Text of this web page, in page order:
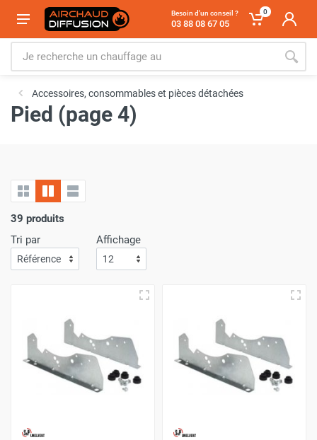
Besoin d'un conseil ?
03 88 08 67 05
0
Accessoires, consommables et pièces détachées
Pied (page 4)
39 produits
Tri par
Affichage